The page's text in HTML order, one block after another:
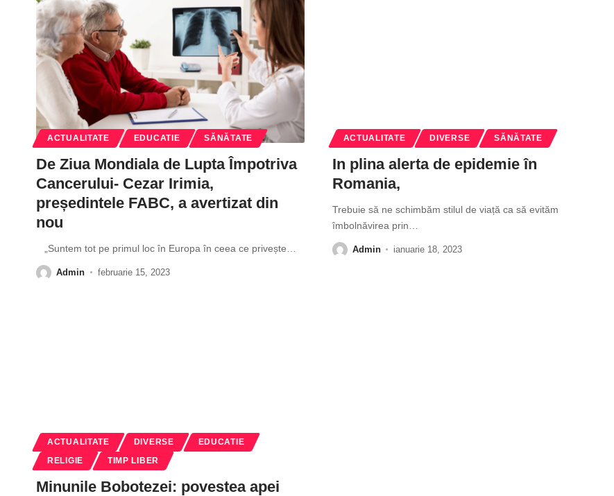
ACTUALITATE EDUCATIE SĂNĂTATE
De Ziua Mondiala de Lupta Împotriva
Cancerului- Cezar Irimia,
președintele FABC, a avertizat din
nou
„Suntem tot pe primul loc în Europa în ceea ce privește
Admin februarie 15, 2023
ACTUALITATE DIVERSE SĂNĂTATE
In plina alerta de epidemie în
Romania,
Trebuie să ne schimbăm stilul de viață ca să evităm
îmbolnăvirea prin
Admin ianuarie 18, 2023
ACTUALITATE DIVERSE EDUCATIE
RELIGIE TIMP LIBER
Minunile Bobotezei: povestea apei